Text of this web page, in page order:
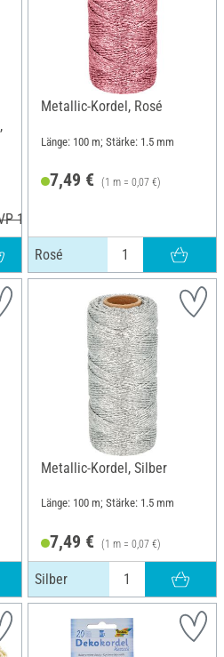
16,64 €
Metallic-Kordel, Rosé
Länge: 100 m; Stärke: 1.5 mm
7,49 € (1 m = 0,07 €)
Rosé
Metallic-Kordel, Silber
Länge: 100 m; Stärke: 1.5 mm
7,49 € (1 m = 0,07 €)
Silber